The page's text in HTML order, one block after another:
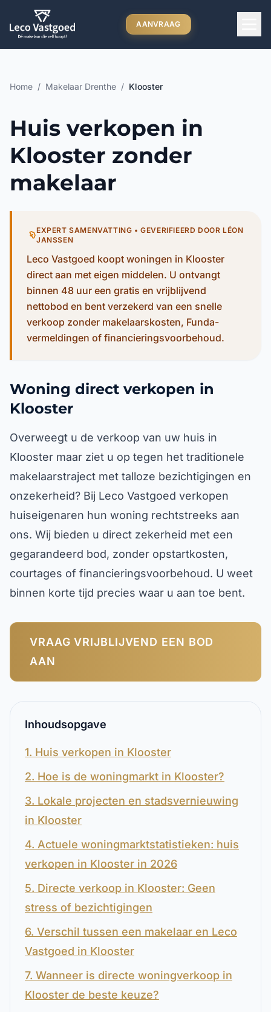
Ga direct naar inhoud
AANVRAAG
Home / Makelaar Drenthe / Klooster
Huis verkopen in
Klooster zonder
makelaar
EXPERT SAMENVATTING • GEVERIFIEERD DOOR LÉON
JANSSEN
Leco Vastgoed koopt woningen in Klooster
direct aan met eigen middelen. U ontvangt
binnen 48 uur een gratis en vrijblijvend
nettobod en bent verzekerd van een snelle
verkoop zonder makelaarskosten, Funda-
vermeldingen of financieringsvoorbehoud.
Woning direct verkopen in
Klooster
Overweegt u de verkoop van uw huis in
Klooster maar ziet u op tegen het traditionele
makelaarstraject met talloze bezichtigingen en
onzekerheid? Bij Leco Vastgoed verkopen
huiseigenaren hun woning rechtstreeks aan
ons. Wij bieden u direct zekerheid met een
gegarandeerd bod, zonder opstartkosten,
courtages of financieringsvoorbehoud. U weet
binnen korte tijd precies waar u aan toe bent.
VRAAG VRIJBLIJVEND EEN BOD
AAN
Inhoudsopgave
1. Huis verkopen in Klooster
2. Hoe is de woningmarkt in Klooster?
3. Lokale projecten en stadsvernieuwing
in Klooster
4. Actuele woningmarktstatistieken: huis
verkopen in Klooster in 2026
5. Directe verkoop in Klooster: Geen
stress of bezichtigingen
6. Verschil tussen een makelaar en Leco
Vastgoed in Klooster
7. Wanneer is directe woningverkoop in
Klooster de beste keuze?